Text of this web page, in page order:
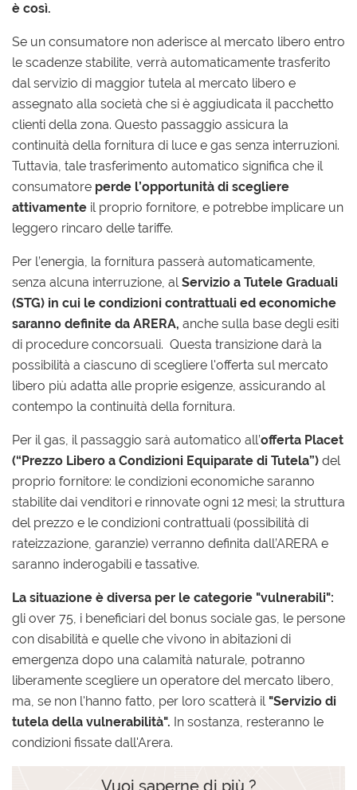
è così.
Se un consumatore non aderisce al mercato libero entro
le scadenze stabilite, verrà automaticamente trasferito
dal servizio di maggior tutela al mercato libero e
assegnato alla società che si è aggiudicata il pacchetto
clienti della zona. Questo passaggio assicura la
continuità della fornitura di luce e gas senza interruzioni.
Tuttavia, tale trasferimento automatico significa che il
consumatore perde l’opportunità di scegliere
attivamente il proprio fornitore, e potrebbe implicare un
leggero rincaro delle tariffe.
Per l’energia, la fornitura passerà automaticamente,
senza alcuna interruzione, alServizio a Tutele Graduali
(STG) in cui le condizioni contrattuali ed economiche
saranno definite da ARERA, anche sulla base degli esiti
di procedure concorsuali. Questa transizione darà la
possibilità a ciascuno di scegliere l'offerta sul mercato
libero più adatta alle proprie esigenze, assicurando al
contempo la continuità della fornitura.
Per il gas, il passaggio sarà automatico all’offerta Placet
(“Prezzo Libero a Condizioni Equiparate di Tutela”) del
proprio fornitore: le condizioni economiche saranno
stabilite dai venditori e rinnovate ogni 12 mesi; la struttura
del prezzo e le condizioni contrattuali (possibilità di
rateizzazione, garanzie) verranno definita dall’ARERA e
saranno inderogabili e tassative.
La situazione è diversa per le categorie "vulnerabili":
gli over 75, i beneficiari del bonus sociale gas, le persone
con disabilità e quelle che vivono in abitazioni di
emergenza dopo una calamità naturale, potranno
liberamente scegliere un operatore del mercato libero,
ma, se non l'hanno fatto, per loro scatterà il"Servizio di
tutela della vulnerabilità". In sostanza, resteranno le
condizioni fissate dall'Arera.
Vuoi saperne di più ?